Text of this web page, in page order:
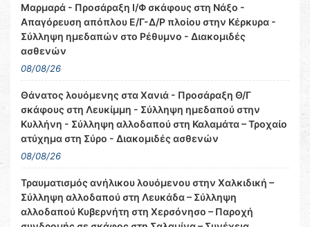
Μαρμαρά - Προσάραξη Ι/Φ σκάφους στη Νάξο -
Απαγόρευση απόπλου Ε/Γ-Δ/Ρ πλοίου στην Κέρκυρα -
Σύλληψη ημεδαπών στο Ρέθυμνο - Διακομιδές
ασθενών
08/08/26
Θάνατος λουόμενης στα Χανιά - Προσάραξη Θ/Γ
σκάφους στη Λευκίμμη - Σύλληψη ημεδαπού στην
Κυλλήνη - Σύλληψη αλλοδαπού στη Καλαμάτα – Τροχαίο
ατύχημα στη Σύρο - Διακομιδές ασθενών
08/08/26
Τραυματισμός ανήλικου λουόμενου στην Χαλκιδική –
Σύλληψη αλλοδαπού στη Λευκάδα – Σύλληψη
αλλοδαπού Κυβερνήτη στη Χερσόνησο – Παροχή